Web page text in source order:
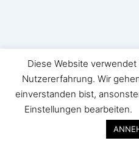
Copyright © 2026 |
Diese Website
Nutzererfahrung. Wir
einverstanden bist,
Einstellungen bearbeiten.